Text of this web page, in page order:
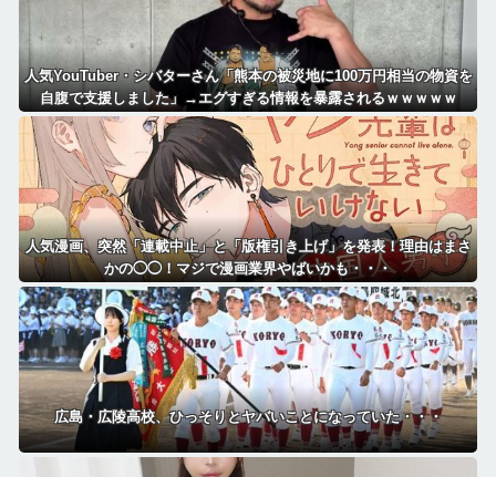
人気YouTuber・シバターさん「熊本の被災地に100万円相当の物資を
自腹で支援しました」→エグすぎる情報を暴露されるｗｗｗｗｗ
人気漫画、突然「連載中止」と「版権引き上げ」を発表！理由はまさ
かの◯◯！マジで漫画業界やばいかも・・・
広島・広陵高校、ひっそりとヤバいことになっていた・・・